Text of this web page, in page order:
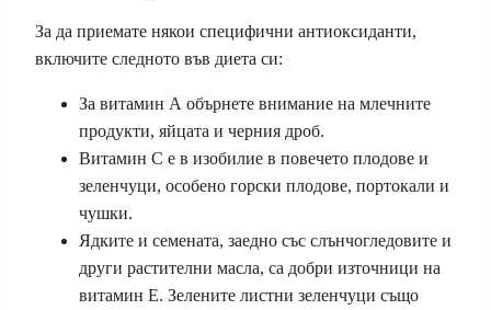
За да приемате някои специфични антиоксиданти,
включите следното във диета си:
За витамин А обърнете внимание на млечните
продукти, яйцата и черния дроб.
Витамин С е в изобилие в повечето плодове и
зеленчуци, особено горски плодове, портокали и
чушки.
Ядките и семената, заедно със слънчогледовите и
други растителни масла, са добри източници на
витамин Е. Зелените листни зеленчуци също